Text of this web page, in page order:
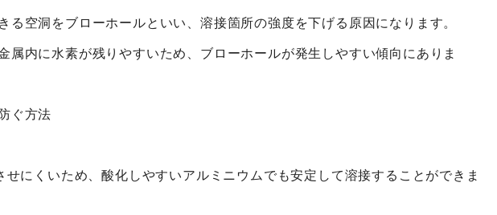
る空洞をブローホールといい、溶接箇所の強度を下げる原因になります。
属内に水素が残りやすいため、ブローホールが発生しやすい傾向にありま
ぐ方法
せにくいため、酸化しやすいアルミニウムでも安定して溶接することができま